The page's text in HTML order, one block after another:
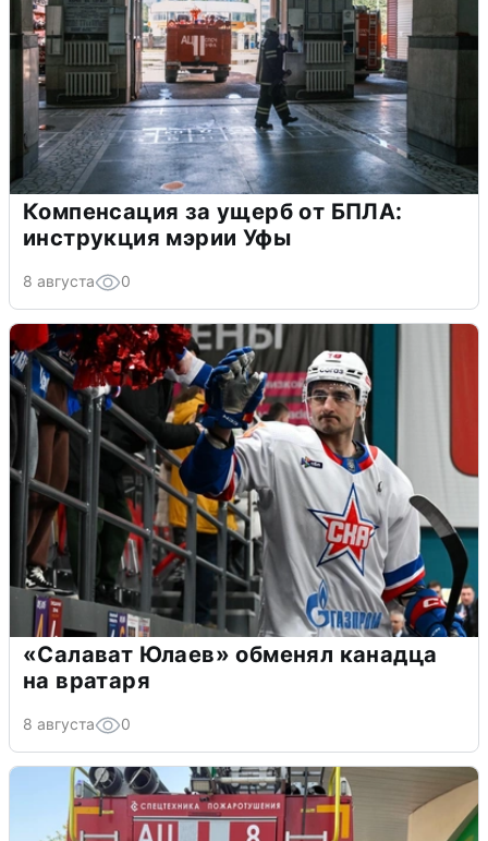
Компенсация за ущерб от БПЛА:
инструкция мэрии Уфы
8 августа 0
«Салават Юлаев» обменял канадца
на вратаря
8 августа 0